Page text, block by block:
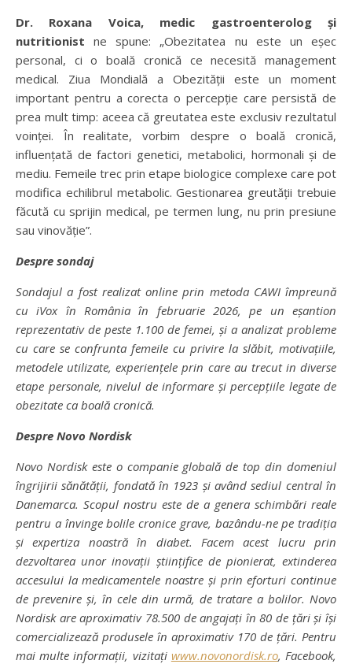
Dr. Roxana Voica, medic gastroenterolog și
nutritionist ne spune: „Obezitatea nu este un eșec
personal, ci o boală cronică ce necesită management
medical. Ziua Mondială a Obezității este un moment
important pentru a corecta o percepție care persistă de
prea mult timp: aceea că greutatea este exclusiv rezultatul
voinței. În realitate, vorbim despre o boală cronică,
influențată de factori genetici, metabolici, hormonali și de
mediu. Femeile trec prin etape biologice complexe care pot
modifica echilibrul metabolic. Gestionarea greutății trebuie
făcută cu sprijin medical, pe termen lung, nu prin presiune
sau vinovăție”.
Despre sondaj
Sondajul a fost realizat online prin metoda CAWI împreună
cu iVox în România în februarie 2026, pe un eșantion
reprezentativ de peste 1.100 de femei, și a analizat probleme
cu care se confrunta femeile cu privire la slăbit, motivațiile,
metodele utilizate, experiențele prin care au trecut in diverse
etape personale, nivelul de informare și percepțiile legate de
obezitate ca boală cronică.
Despre Novo Nordisk
Novo Nordisk este o companie globală de top din domeniul
îngrijirii sănătății, fondată în 1923 și având sediul central în
Danemarca. Scopul nostru este de a genera schimbări reale
pentru a învinge bolile cronice grave, bazându-ne pe tradiția
și expertiza noastră în diabet. Facem acest lucru prin
dezvoltarea unor inovații științifice de pionierat, extinderea
accesului la medicamentele noastre și prin eforturi continue
de prevenire și, în cele din urmă, de tratare a bolilor. Novo
Nordisk are aproximativ 78.500 de angajați în 80 de țări și își
comercializează produsele în aproximativ 170 de țări. Pentru
mai multe informații, vizitați www.novonordisk.ro, Facebook,